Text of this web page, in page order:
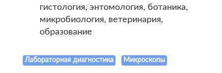
гистология, энтомология, ботаника,
микробиология, ветеринария,
образование
Лабораторная диагностика Микроскопы